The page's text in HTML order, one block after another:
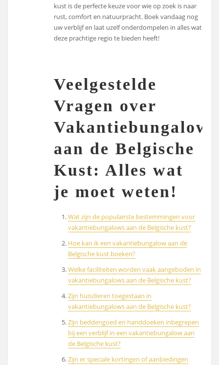
kust is de perfecte keuze voor wie op zoek is naar
rust, comfort en natuurpracht. Boek vandaag nog
uw verblijf en laat uzelf onderdompelen in alles wat
deze prachtige regio te bieden heeft!
Veelgestelde
Vragen over
Vakantiebungalows
aan de Belgische
Kust: Alles wat
je moet weten!
Wat zijn de populairste bestemmingen voor
vakantiebungalows aan de Belgische kust?
Hoe kan ik een vakantiebungalow aan de
Belgische kust boeken?
Welke faciliteiten worden vaak aangeboden in
vakantiebungalows aan de Belgische kust?
Zijn huisdieren toegestaan ​​in
vakantiebungalows aan de Belgische kust?
Zijn beddengoed en handdoeken inbegrepen
bij een verblijf in een vakantiebungalow aan
de Belgische kust?
Zijn er speciale kortingen of aanbiedingen